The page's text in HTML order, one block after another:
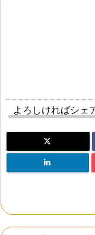
よろしければシェ